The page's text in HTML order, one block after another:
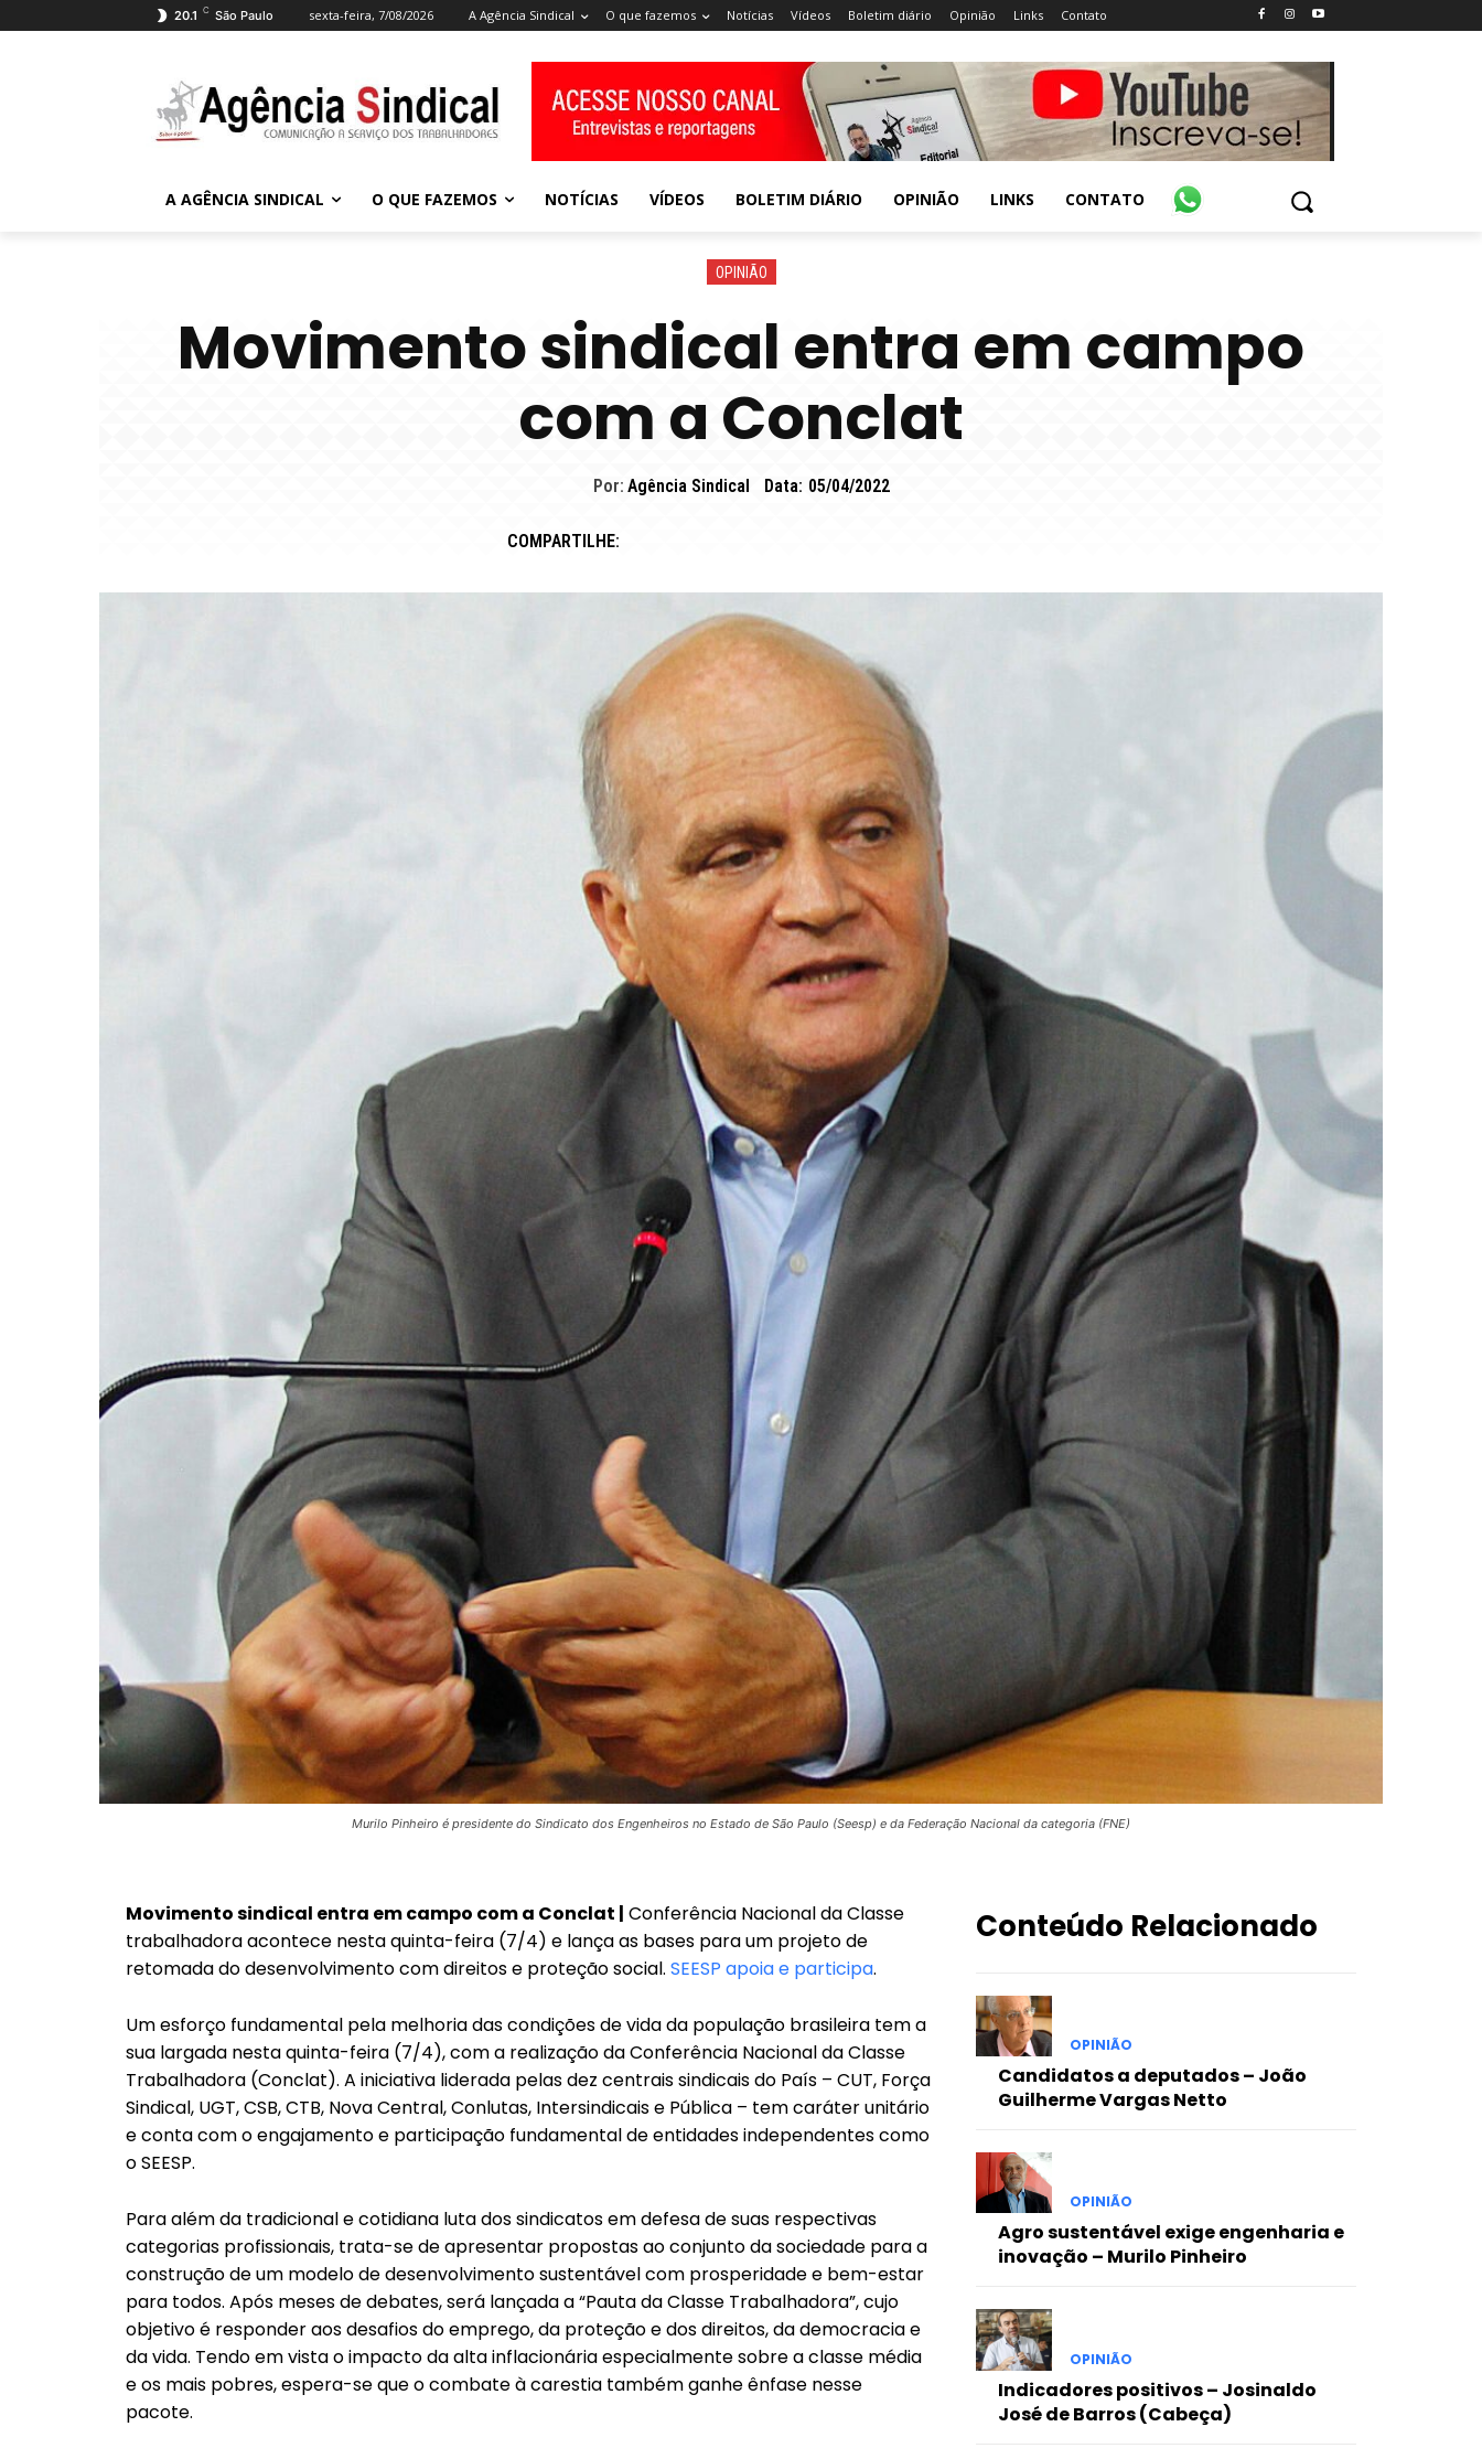
20.1 C São Paulo sexta-feira, 7/08/2026 A Agência Sindical O que fazemos Notícias Vídeos Boletim diário Opinião Links Contato
A AGÊNCIA SINDICAL O QUE FAZEMOS NOTÍCIAS VÍDEOS BOLETIM DIÁRIO OPINIÃO LINKS CONTATO
OPINIÃO
Movimento sindical entra em campo
com a Conclat
Por: Agência Sindical Data: 05/04/2022
COMPARTILHE:
Murilo Pinheiro é presidente do Sindicato dos Engenheiros no Estado de São Paulo (Seesp) e da Federação Nacional da categoria (FNE)
Movimento sindical entra em campo com a Conclat | Conferência Nacional da Classe
trabalhadora acontece nesta quinta-feira (7/4) e lança as bases para um projeto de
retomada do desenvolvimento com direitos e proteção social. SEESP apoia e participa.
Um esforço fundamental pela melhoria das condições de vida da população brasileira tem a
sua largada nesta quinta-feira (7/4), com a realização da Conferência Nacional da Classe
Trabalhadora (Conclat). A iniciativa liderada pelas dez centrais sindicais do País – CUT, Força
Sindical, UGT, CSB, CTB, Nova Central, Conlutas, Intersindicais e Pública – tem caráter unitário
e conta com o engajamento e participação fundamental de entidades independentes como
o SEESP.
Para além da tradicional e cotidiana luta dos sindicatos em defesa de suas respectivas
categorias profissionais, trata-se de apresentar propostas ao conjunto da sociedade para a
construção de um modelo de desenvolvimento sustentável com prosperidade e bem-estar
para todos. Após meses de debates, será lançada a “Pauta da Classe Trabalhadora”, cujo
objetivo é responder aos desafios do emprego, da proteção e dos direitos, da democracia e
da vida. Tendo em vista o impacto da alta inflacionária especialmente sobre a classe média
e os mais pobres, espera-se que o combate à carestia também ganhe ênfase nesse
pacote.
Conteúdo Relacionado
OPINIÃO
Candidatos a deputados – João
Guilherme Vargas Netto
OPINIÃO
Agro sustentável exige engenharia e
inovação – Murilo Pinheiro
OPINIÃO
Indicadores positivos – Josinaldo
José de Barros (Cabeça)